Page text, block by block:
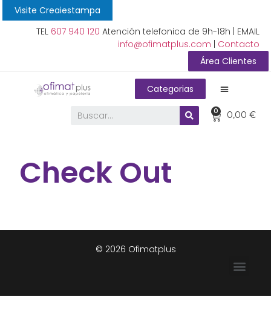
Visite Creaiestampa
TEL 607 940 120 Atención telefonica de 9h-18h | EMAIL
info@ofimatplus.com
Contacto
Área Clientes
Categorias
0,00€
0
Check Out
© 2026 Ofimatplus